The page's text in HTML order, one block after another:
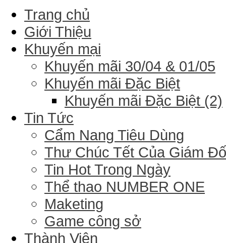
Trang chủ
Giới Thiệu
Khuyến mại
Khuyến mãi 30/04 & 01/05
Khuyến mãi Đặc Biệt
Khuyến mãi Đặc Biệt (2)
Tin Tức
Cẩm Nang Tiêu Dùng
Thư Chúc Tết Của Giám
Tin Hot Trong Ngày
Thể thao NUMBER ONE
Maketing
Game công sở
Thành Viên